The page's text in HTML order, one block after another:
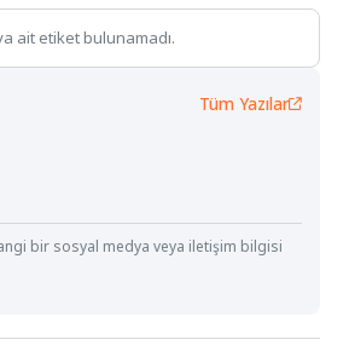
ait etiket bulunamadı.
Tüm Yazılar
bir sosyal medya veya iletişim bilgisi